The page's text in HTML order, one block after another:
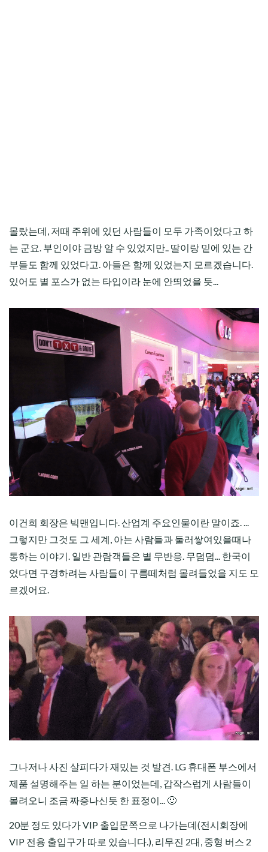
몰랐는데, 저때 주위에 있던 사람들이 모두 가족이었다고 하
는 군요. 부인이야 금방 알 수 있었지만.. 딸이랑 밑에 있는 간
부들도 함께 있었다고. 아들은 함께 있었는지 모르겠습니다.
있어도 별 포스가 없는 타입이라 눈에 안띄었을 듯...
이건희 회장은 빅맨입니다. 산업계 주요인물이란 말이죠. ...
그렇지만 그것도 그 세계, 아는 사람들과 둘러쌓여있을때나
통하는 이야기. 일반 관람객들은 별 무반응. 무덤덤... 한국이
었다면 구경하려는 사람들이 구름떼처럼 몰려들었을 지도 모
르겠어요.
그나저나 사진 살피다가 재밌는 것 발견. LG 휴대폰 부스에서
제품 설명해주는 일 하는 분이었는데, 갑작스럽게 사람들이
몰려오니 조금 짜증나신듯 한 표정이... 🙂
20분 정도 있다가 VIP 출입문쪽으로 나가는데(전시회장에
VIP 전용 출입구가 따로 있습니다.), 리무진 2대, 중형 버스 2